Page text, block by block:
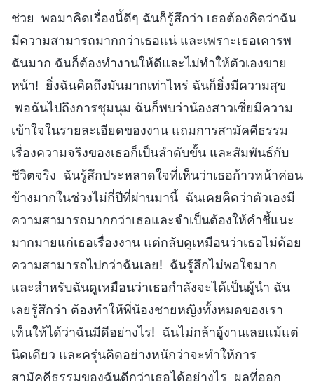
ช่วย พอมาคิดเรื่องนี้ดีๆ ฉันก็รู้สึกว่า เธอต้องคิดว่าฉัน
มีความสามารถมากกว่าเธอแน่ และเพราะเธอเคารพ
ฉันมาก ฉันก็ต้องทำงานให้ดีและไม่ทำให้ตัวเองขาย
หน้า! ยิ่งฉันคิดถึงมันมากเท่าไหร่ ฉันก็ยิ่งมีความสุข
พอฉันไปถึงการชุมนุม ฉันก็พบว่าน้องสาวเซี่ยมีความ
เข้าใจในรายละเอียดของงาน แถมการสามัคคีธรรม
เรื่องความจริงของเธอก็เป็นลำดับขั้น และสัมพันธ์กับ
ชีวิตจริง ฉันรู้สึกประหลาดใจที่เห็นว่าเธอก้าวหน้าค่อน
ข้างมากในช่วงไม่กี่ปีที่ผ่านมานี้ ฉันเคยคิดว่าตัวเองมี
ความสามารถมากกว่าเธอและจำเป็นต้องให้คำชี้แนะ
มากมายแก่เธอเรื่องงาน แต่กลับดูเหมือนว่าเธอไม่ด้อย
ความสามารถไปกว่าฉันเลย! ฉันรู้สึกไม่พอใจมาก
และสำหรับฉันดูเหมือนว่าเธอกำลังจะได้เป็นผู้นำ ฉัน
เลยรู้สึกว่า ต้องทำให้พี่น้องชายหญิงทั้งหมดของเรา
เห็นให้ได้ว่าฉันมีดีอย่างไร! ฉันไม่กล้าอู้งานเลยแม้แต่
นิดเดียว และครุ่นคิดอย่างหนักว่าจะทำให้การ
สามัคคีธรรมของฉันดีกว่าเธอได้อย่างไร ผลที่ออก